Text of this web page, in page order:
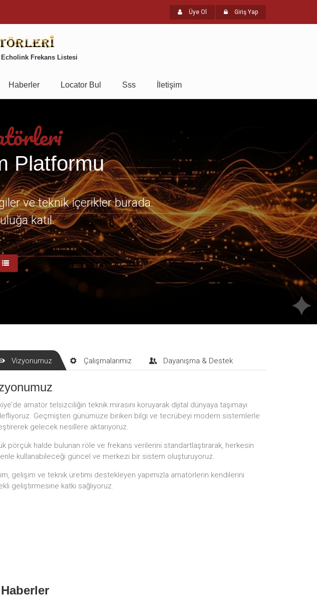
Üye Ol Giriş Yap
Frekans Listesi
Haberler Locator Bul Sss İletişim
Platformu
ve teknik içerikler burada.
katıl.
Vizyonumuz Çalışmalarımız Dayanışma & Destek
amatör telsizciliğin teknik mirasını koruyarak dijital dünyaya taşımayı
Geçmişten günümüze biriken bilgi ve tecrübeyi modern sistemlerle
gelecek nesillere aktarıyoruz.
pörçük halde bulunan röle ve frekans verilerini standartlaştırarak, herkesin
kullanabileceği güncel ve merkezi bir sistem oluşturuyoruz.
gelişim ve teknik üretimi destekleyen yapımızla amatörlerin kendilerini
geliştirmesine katkı sağlıyoruz.
Haberler